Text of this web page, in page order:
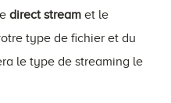
direct stream et le
type de fichier et du
le type de streaming le